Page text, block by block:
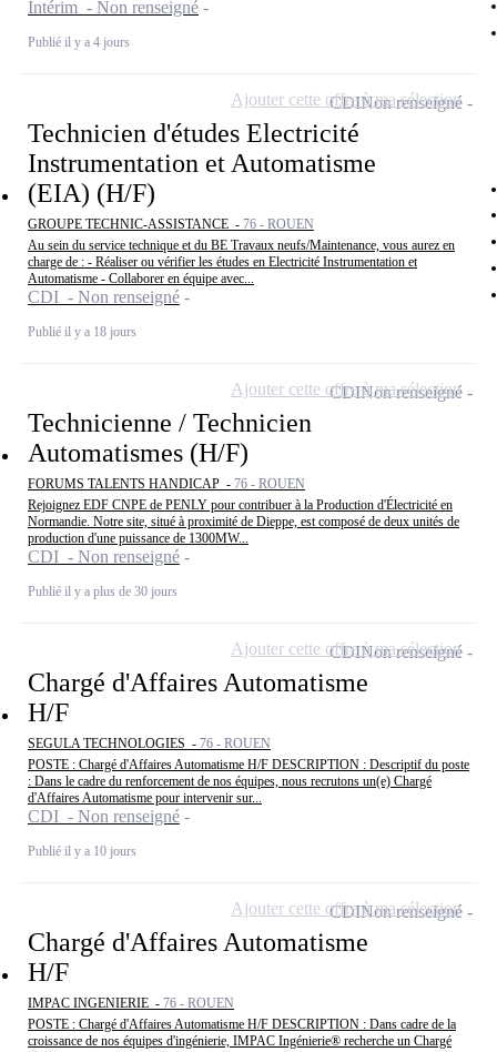
Intérim - Non renseigné
Publié il y a 4 jours
Technicien d'études Electricité
Instrumentation et Automatisme
(EIA) (H/F)
GROUPE TECHNIC-ASSISTANCE - 76 - ROUEN
Au sein du service technique et du BE Travaux neufs/Maintenance, vous aurez en
charge de : - Réaliser ou vérifier les études en Electricité Instrumentation et
Automatisme - Collaborer en équipe avec...
CDI - Non renseigné
Publié il y a 18 jours
CDINon renseigné
Ajouter cette offre à ma sélection
Technicienne / Technicien
Automatismes (H/F)
FORUMS TALENTS HANDICAP - 76 - ROUEN
Rejoignez EDF CNPE de PENLY pour contribuer à la Production d'Électricité en
Normandie. Notre site, situé à proximité de Dieppe, est composé de deux unités de
production d'une puissance de 1300MW...
CDI - Non renseigné
Publié il y a plus de 30 jours
CDINon renseigné
Ajouter cette offre à ma sélection
Chargé d'Affaires Automatisme
H/F
SEGULA TECHNOLOGIES - 76 - ROUEN
POSTE : Chargé d'Affaires Automatisme H/F DESCRIPTION : Descriptif du poste
: Dans le cadre du renforcement de nos équipes, nous recrutons un(e) Chargé
d'Affaires Automatisme pour intervenir sur...
CDI - Non renseigné
Publié il y a 10 jours
CDINon renseigné
Ajouter cette offre à ma sélection
Chargé d'Affaires Automatisme
H/F
IMPAC INGENIERIE - 76 - ROUEN
POSTE : Chargé d'Affaires Automatisme H/F DESCRIPTION : Dans cadre de la
croissance de nos équipes d'ingénierie, IMPAC Ingénierie® recherche un Chargé
CDINon renseigné
Ajouter cette offre à ma sélection